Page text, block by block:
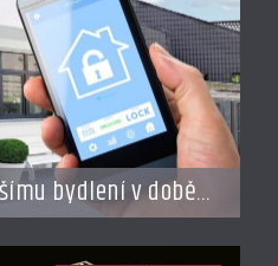
bydlení v době